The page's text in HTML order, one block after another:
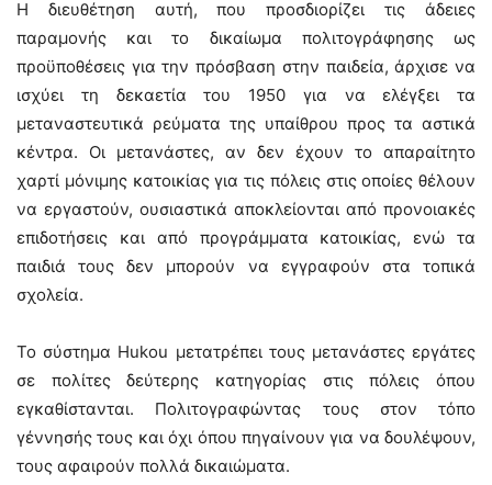
Η διευθέτηση αυτή, που προσδιορίζει τις άδειες
παραμονής και το δικαίωμα πολιτογράφησης ως
προϋποθέσεις για την πρόσβαση στην παιδεία, άρχισε να
ισχύει τη δεκαετία του 1950 για να ελέγξει τα
μεταναστευτικά ρεύματα της υπαίθρου προς τα αστικά
κέντρα. Οι μετανάστες, αν δεν έχουν το απαραίτητο
χαρτί μόνιμης κατοικίας για τις πόλεις στις οποίες θέλουν
να εργαστούν, ουσιαστικά αποκλείονται από προνοιακές
επιδοτήσεις και από προγράμματα κατοικίας, ενώ τα
παιδιά τους δεν μπορούν να εγγραφούν στα τοπικά
σχολεία.
Το σύστημα Hukou μετατρέπει τους μετανάστες εργάτες
σε πολίτες δεύτερης κατηγορίας στις πόλεις όπου
εγκαθίστανται. Πολιτογραφώντας τους στον τόπο
γέννησής τους και όχι όπου πηγαίνουν για να δουλέψουν,
τους αφαιρούν πολλά δικαιώματα.